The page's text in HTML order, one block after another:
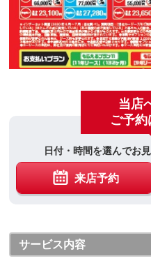
当店
ご予
日付・時間を選んでお
来店予約
サービス内容